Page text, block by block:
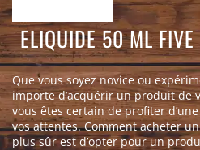
ELIQUIDE 50 ML FIVE
Que vous soyez novice ou
importe d’acquérir un produit de
vous êtes certain de profiter
vos attentes. Comment acheter
plus sûr est d’opter pour un